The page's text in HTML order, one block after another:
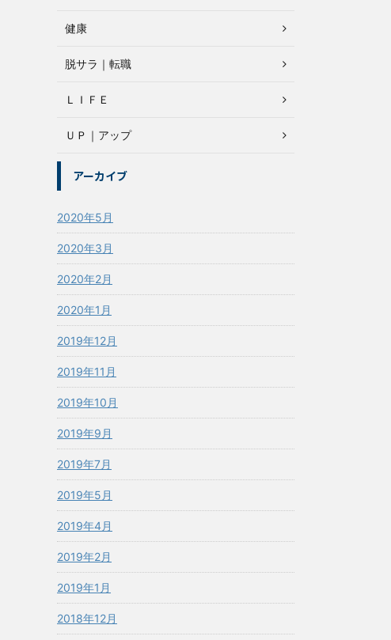
健康
脱サラ｜転職
ＬＩＦＥ
ＵＰ｜アップ
アーカイブ
2020年5月
2020年3月
2020年2月
2020年1月
2019年12月
2019年11月
2019年10月
2019年9月
2019年7月
2019年5月
2019年4月
2019年2月
2019年1月
2018年12月